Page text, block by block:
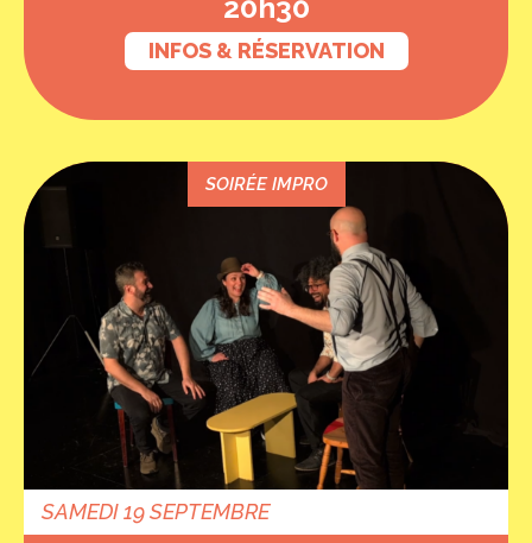
INFOS & RÉSERVATION
SOIRÉE IMPRO
SAMEDI 19 SEPTEMBRE